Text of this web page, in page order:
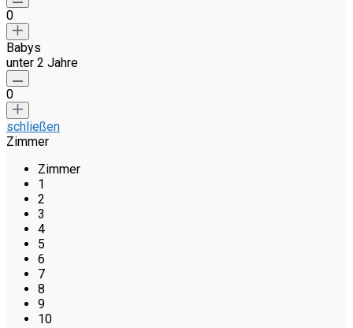
0
Babys
unter 2 Jahre
0
schließen
Zimmer
Zimmer
1
2
3
4
5
6
7
8
9
10